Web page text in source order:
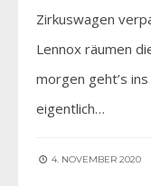
Zirkuswagen
Lennox räumen
morgen geht’s
eigentlich…
4. NOVEMBER 2020